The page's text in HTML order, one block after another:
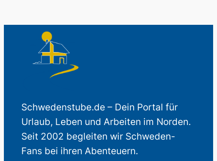
Schwedenstube.de – Dein Portal für
Urlaub, Leben und Arbeiten im Norden.
Seit 2002 begleiten wir Schweden-
Fans bei ihren Abenteuern.